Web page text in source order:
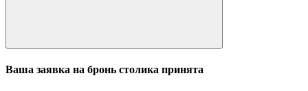
Ваша заявка на бронь столика принята